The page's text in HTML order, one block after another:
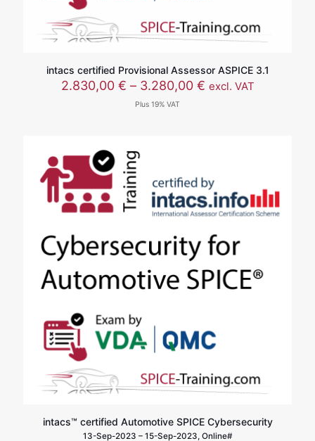
intacs certified Provisional Assessor ASPICE 3.1
2.830,00 € – 3.280,00 €价
excl. VAT
Plus 19% VAT
intacs™ certified Automotive SPICE Cybersecurity
13-Sep-2023 – 15-Sep-2023, Online#